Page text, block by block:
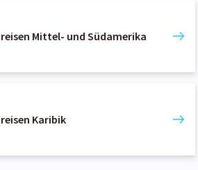
Mittel- und Südamerika
Karibik